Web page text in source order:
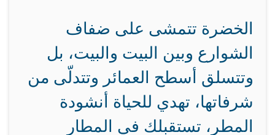
الخضرة تتمشى على ضفاف
الشوارع وبين البيت والبيت، بل
وتتسلق أسطح العمائر وتتدلّى من
شرفاتها، تهدي للحياة أنشودة
المطر، تستقبلك في المطار